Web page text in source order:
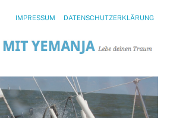
IMPRESSUM DATENSCHUTZERKLÄRUNG